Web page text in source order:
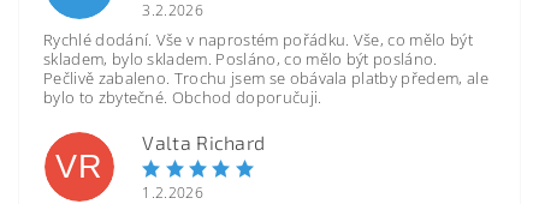
3.2.2026
Rychlé dodání. Vše v naprostém pořádku. Vše, co mělo být
skladem, bylo skladem. Posláno, co mělo být posláno.
Pečlivě zabaleno. Trochu jsem se obávala platby předem, ale
bylo to zbytečné. Obchod doporučuji.
VR
Valta Richard
1.2.2026